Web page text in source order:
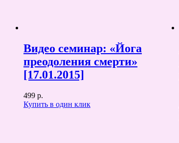
Видео семинар: «Йога
преодоления смерти»
[17.01.2015]
499 р.
Купить в один клик